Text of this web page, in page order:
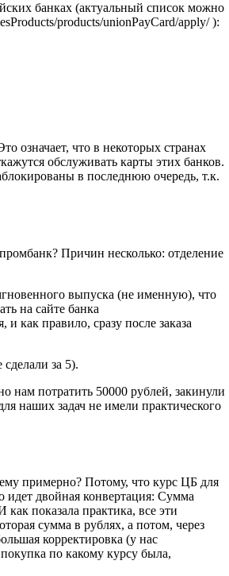
банках (актуальный список можно
products/unionPayCard/apply/ ):
означает, что в некоторых странах
обслуживать карты этих банков.
в последнюю очередь, т.к.
Причин несколько: отделение
выпуска (не именную), что
на сайте банка
как правило, сразу после заказа
за 5).
нам потратить 50000 рублей, закинули
наших задач не имели практического
примерно? Потому, что курс ЦБ для
идет двойная конвертация: Сумма
показала практика, все эти
сумма в рублях, а потом, через
корректировка (у нас
по какому курсу была,